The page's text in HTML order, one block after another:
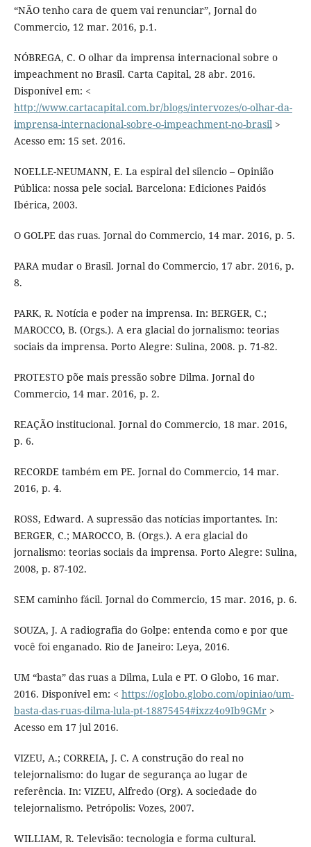
“NÃO tenho cara de quem vai renunciar”, Jornal do
Commercio, 12 mar. 2016, p.1.
NÓBREGA, C. O olhar da imprensa internacional sobre o
impeachment no Brasil. Carta Capital, 28 abr. 2016.
Disponível em: <
http://www.cartacapital.com.br/blogs/intervozes/o-olhar-da-
imprensa-internacional-sobre-o-impeachment-no-brasil >
Acesso em: 15 set. 2016.
NOELLE-NEUMANN, E. La espiral del silencio – Opinião
Pública: nossa pele social. Barcelona: Ediciones Paidós
Ibérica, 2003.
O GOLPE das ruas. Jornal do Commercio, 14 mar. 2016, p. 5.
PARA mudar o Brasil. Jornal do Commercio, 17 abr. 2016, p.
8.
PARK, R. Notícia e poder na imprensa. In: BERGER, C.;
MAROCCO, B. (Orgs.). A era glacial do jornalismo: teorias
sociais da imprensa. Porto Alegre: Sulina, 2008. p. 71-82.
PROTESTO põe mais pressão sobre Dilma. Jornal do
Commercio, 14 mar. 2016, p. 2.
REAÇÃO institucional. Jornal do Commercio, 18 mar. 2016,
p. 6.
RECORDE também em PE. Jornal do Commercio, 14 mar.
2016, p. 4.
ROSS, Edward. A supressão das notícias importantes. In:
BERGER, C.; MAROCCO, B. (Orgs.). A era glacial do
jornalismo: teorias sociais da imprensa. Porto Alegre: Sulina,
2008, p. 87-102.
SEM caminho fácil. Jornal do Commercio, 15 mar. 2016, p. 6.
SOUZA, J. A radiografia do Golpe: entenda como e por que
você foi enganado. Rio de Janeiro: Leya, 2016.
UM “basta” das ruas a Dilma, Lula e PT. O Globo, 16 mar.
2016. Disponível em: < https://oglobo.globo.com/opiniao/um-
basta-das-ruas-dilma-lula-pt-18875454#ixzz4o9Ib9GMr>
Acesso em 17 jul 2016.
VIZEU, A.; CORREIA, J. C. A construção do real no
telejornalismo: do lugar de segurança ao lugar de
referência. In: VIZEU, Alfredo (Org). A sociedade do
telejornalismo. Petrópolis: Vozes, 2007.
WILLIAM, R. Televisão: tecnologia e forma cultural.